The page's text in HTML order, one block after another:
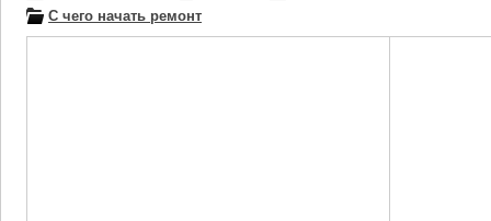
С чего начать ремонт